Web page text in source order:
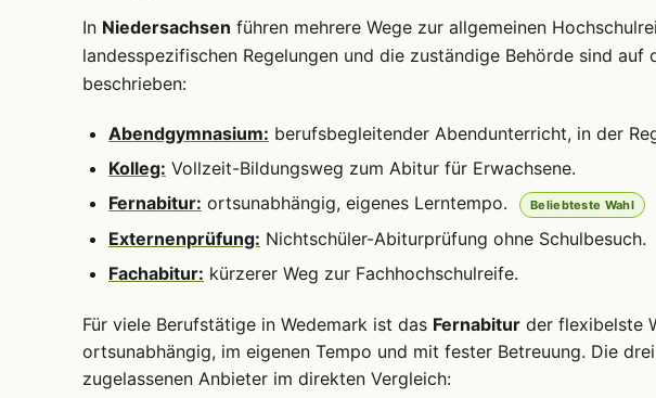
In Niedersachsen führen mehrere Wege zur allgemeinen
landesspezifischen Regelungen und die zuständige Behörde sind auf
beschrieben:
Abendgymnasium: berufsbegleitender Abendunterricht, in der
Kolleg: Vollzeit-Bildungsweg zum Abitur für Erwachsene.
Fernabitur: ortsunabhängig, eigenes Lerntempo. Beliebteste Wahl
Externenprüfung: Nichtschüler-Abiturprüfung ohne Schulbesuch.
Fachabitur: kürzerer Weg zur Fachhochschulreife.
Für viele Berufstätige in Wedemark ist das Fernabitur der flexibelste
ortsunabhängig, im eigenen Tempo und mit fester Betreuung. Die
zugelassenen Anbieter im direkten Vergleich: